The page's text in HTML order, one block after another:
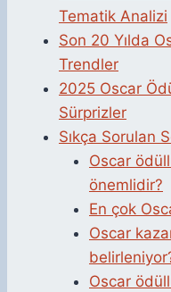
Tematik Analizi
Son 20 Yılda
Trendler
2025 Oscar
Sürprizler
Sıkça Sorulan
Oscar
önemlidir?
En çok
Oscar
Oscar